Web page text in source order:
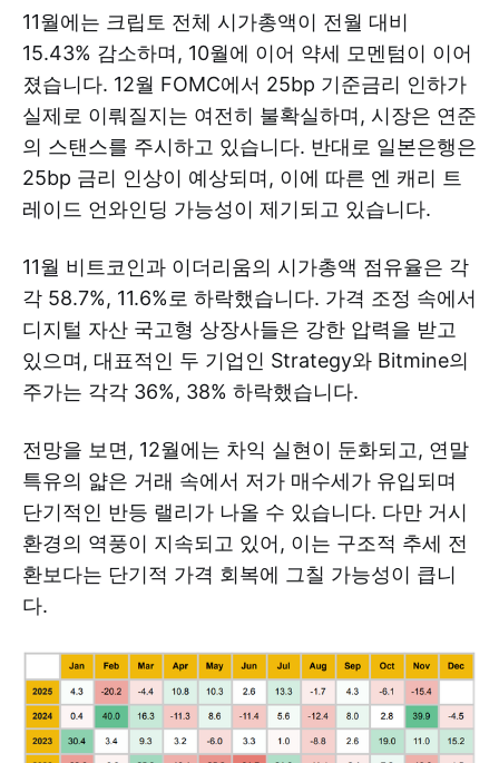
11월에는 크립토 전체 시가총액이 전월 대비
15.43% 감소하며, 10월에 이어 약세 모멘텀이 이어
졌습니다. 12월 FOMC에서 25bp 기준금리 인하가
실제로 이뤄질지는 여전히 불확실하며, 시장은 연준
의 스탠스를 주시하고 있습니다. 반대로 일본은행은
25bp 금리 인상이 예상되며, 이에 따른 엔 캐리 트
레이드 언와인딩 가능성이 제기되고 있습니다.
11월 비트코인과 이더리움의 시가총액 점유율은 각
각 58.7%, 11.6%로 하락했습니다. 가격 조정 속에서
디지털 자산 국고형 상장사들은 강한 압력을 받고
있으며, 대표적인 두 기업인 Strategy와 Bitmine의
주가는 각각 36%, 38% 하락했습니다.
전망을 보면, 12월에는 차익 실현이 둔화되고, 연말
특유의 얇은 거래 속에서 저가 매수세가 유입되며
단기적인 반등 랠리가 나올 수 있습니다. 다만 거시
환경의 역풍이 지속되고 있어, 이는 구조적 추세 전
환보다는 단기적 가격 회복에 그칠 가능성이 큽니
다.